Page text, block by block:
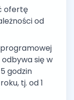
ofertę
od
programowej
się w
godzin
tj. od 1